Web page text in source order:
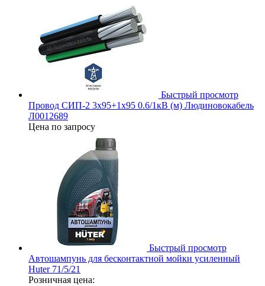
Быстрый просмотр
Провод СИП-2 3х95+1х95 0.6/1кВ (м) Людиновокабель
Л0012689
Цена по запросу
Быстрый просмотр
Автошампунь для бесконтактной мойки усиленный
Huter 71/5/21
Розничная цена: